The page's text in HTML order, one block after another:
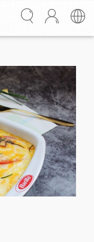
入蛋液，讓烘